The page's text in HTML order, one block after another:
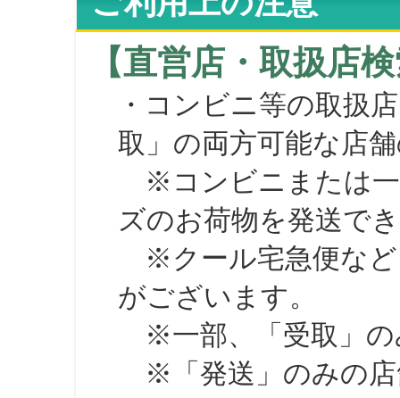
【直営店・取扱店
・コンビニ等の取扱
取」の両方可能な店
※コンビニまたは一
ズのお荷物を発送で
※クール宅急便など
がございます。
※一部、「受取」の
※「発送」のみの店